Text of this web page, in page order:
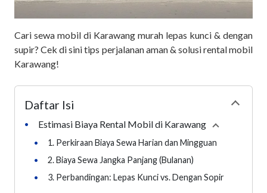
Cari sewa mobil di Karawang murah lepas kunci & dengan
supir? Cek di sini tips perjalanan aman & solusi rental mobil
Karawang!
Daftar Isi
•
Estimasi Biaya Rental Mobil di Karawang Collapse
•
1. Perkiraan Biaya Sewa Harian dan Mingguan
•
2. Biaya Sewa Jangka Panjang (Bulanan)
•
3. Perbandingan: Lepas Kunci vs. Dengan Sopir